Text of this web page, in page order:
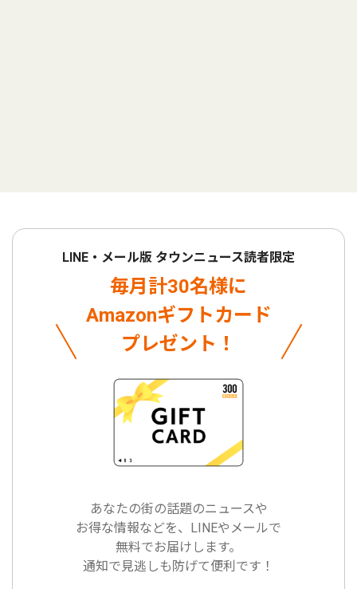
LINE・メール版 タウンニュース読者限定
毎月計30名様に
Amazonギフトカード
プレゼント！
あなたの街の話題のニュースや
お得な情報などを、LINEやメールで
無料でお届けします。
通知で見逃しも防げて便利です！